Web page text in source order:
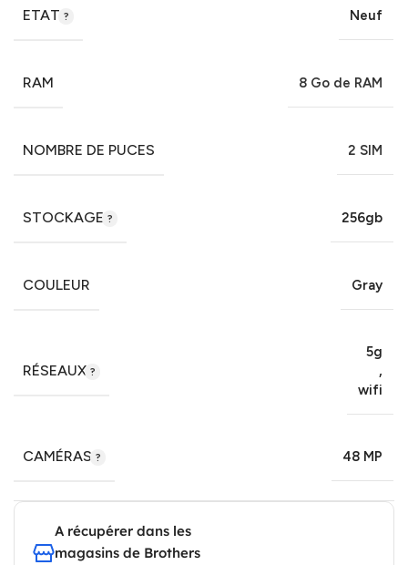
ETAT Neuf
RAM 8 Go de RAM
NOMBRE DE PUCES 2 SIM
STOCKAGE 256gb
COULEUR Gray
RÉSEAUX
5g
,
wifi
CAMÉRAS 48 MP
A récupérer dans les
magasins de Brothers